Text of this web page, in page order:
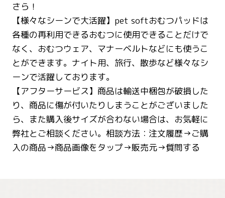
さら！
【様々なシーンで大活躍】pet softおむつパッドは
各種の再利用できるおむつに使用できることだけで
なく、おむつウェア、マナーベルトなどにも使うこ
とができます。ナイト用、旅行、散歩など様々なシ
ーンで活躍しております。
【アフターサービス】商品は輸送中梱包が破損した
り、商品に傷が付いたりしまうことがございました
ら、また購入後サイズが合わない場合は、お気軽に
弊社とご相談ください。相談方法：注文履歴→ご購
入の商品→商品画像をタップ→販売元→質問する